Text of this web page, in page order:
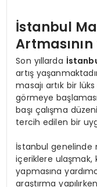
İstanbul
Son yıllarda
artış
masajı artık bir
görmeye
başı çalışma
tercih edilen bir
İstanbul genelinde
içeriklere ulaşmak,
yapmasına
araştırma